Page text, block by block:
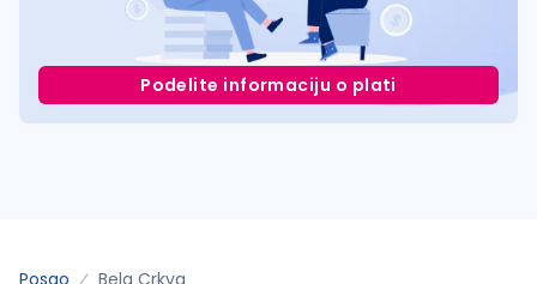
Podelite informaciju o plati
Posao Bela Crkva